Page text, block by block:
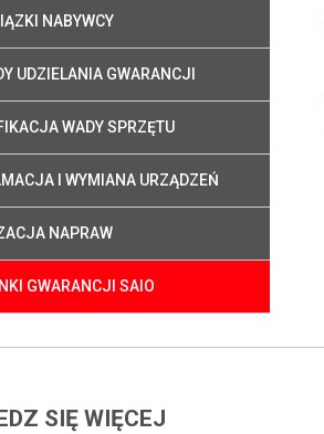
NABYWCY
UDZIELANIA GWARANCJI
WADY SPRZĘTU
I WYMIANA URZĄDZEŃ
NAPRAW
GWARANCJI SAIO
SIĘ WIĘCEJ